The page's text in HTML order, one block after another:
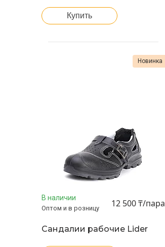
Купить
Новинка
В наличии
Оптом и в розницу 12 500 ₸/пара
Сандалии рабочие Lider